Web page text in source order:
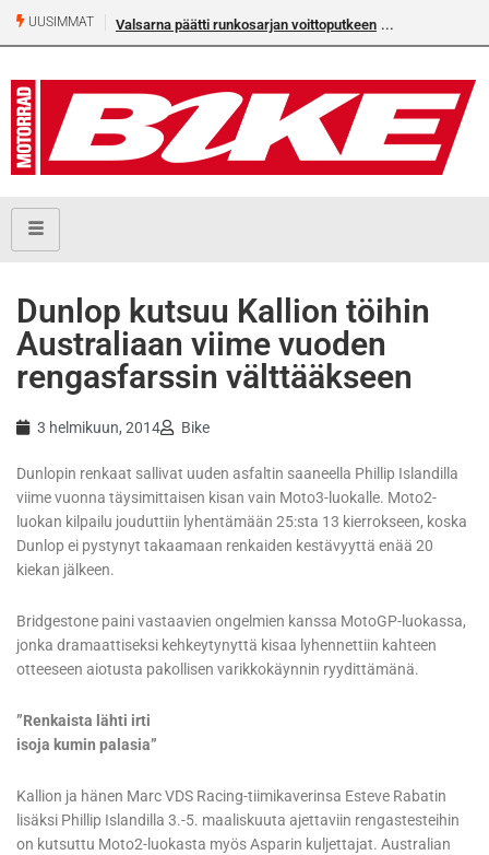
UUSIMMAT Valsarna päätti runkosarjan voittoputkeen
Dunlop kutsuu Kallion töihin
Australiaan viime vuoden
rengasfarssin välttääkseen
3 helmikuun, 2014 Bike
Dunlopin renkaat sallivat uuden asfaltin saaneella Phillip Islandilla
viime vuonna täysimittaisen kisan vain Moto3-luokalle. Moto2-
luokan kilpailu jouduttiin lyhentämään 25:sta 13 kierrokseen, koska
Dunlop ei pystynyt takaamaan renkaiden kestävyyttä enää 20
kiekan jälkeen.
Bridgestone paini vastaavien ongelmien kanssa MotoGP-luokassa,
jonka dramaattiseksi kehkeytynyttä kisaa lyhennettiin kahteen
otteeseen aiotusta pakollisen varikkokäynnin ryydittämänä.
”Renkaista lähti irti
isoja kumin palasia”
Kallion ja hänen Marc VDS Racing-tiimikaverinsa Esteve Rabatin
lisäksi Phillip Islandilla 3.-5. maaliskuuta ajettaviin rengastesteihin
on kutsuttu Moto2-luokasta myös Asparin kuljettajat. Australian